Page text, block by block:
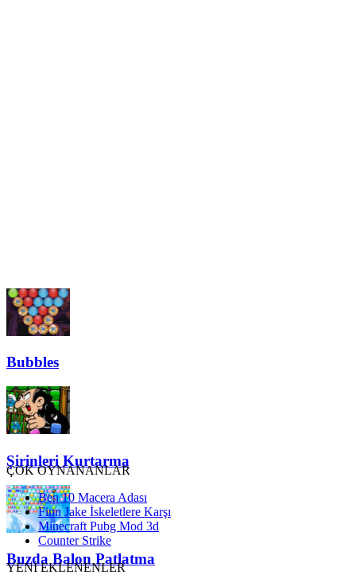
Bubbles
Şirinleri Kurtarma
Buzda Balon Patlatma
ÇOK OYNANANLAR
Ben 10 Macera Adası
Finn Jake İskeletlere Karşı
Minecraft Pubg Mod 3d
Counter Strike
YENİ EKLENENLER